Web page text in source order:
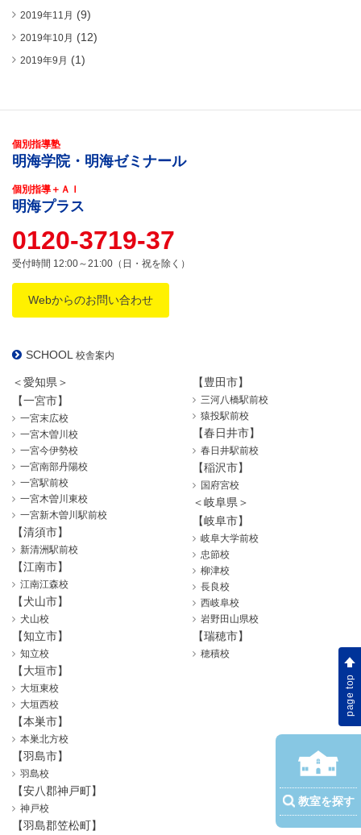
2019年11月 (9)
2019年10月 (12)
2019年9月 (1)
個別指導塾
明海学院・明海ゼミナール
個別指導＋ＡＩ
明海プラス
0120-3719-37
受付時間 12:00～21:00（日・祝を除く）
Webからのお問い合わせ
SCHOOL 校舎案内
＜愛知県＞
【一宮市】
一宮末広校
一宮木曽川校
一宮今伊勢校
一宮南部丹陽校
一宮駅前校
一宮木曽川東校
一宮新木曽川駅前校
【清須市】
新清洲駅前校
【江南市】
江南江森校
【犬山市】
犬山校
【知立市】
知立校
【豊田市】
三河八橋駅前校
猿投駅前校
【春日井市】
春日井駅前校
【稲沢市】
国府宮校
＜岐阜県＞
【岐阜市】
岐阜大学前校
忠節校
柳津校
長良校
西岐阜校
岩野田山県校
【瑞穂市】
穂積校
【大垣市】
大垣東校
大垣西校
【本巣市】
本巣北方校
【羽島市】
羽島校
【安八郡神戸町】
神戸校
【羽島郡笠松町】
page top
教室を探す